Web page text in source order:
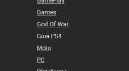
Games
God Of War
Guia PS4
Moto
PC